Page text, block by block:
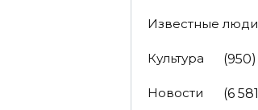
Известные люди
Культура (950)
Новости (6